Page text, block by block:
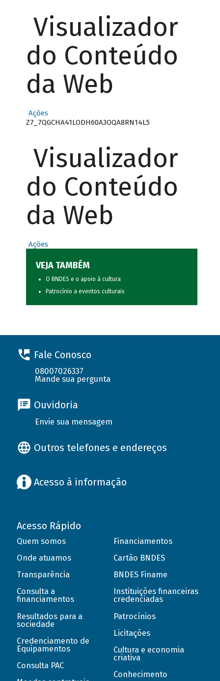
Visualizador
do Conteúdo
da Web
Ações
Z7_7QGCHA41LODH60A3OQA8RN14L5
Visualizador
do Conteúdo
da Web
Ações
VEJA TAMBÉM
O BNDES e o apoio à cultura
Patrocínio a eventos culturais
Fale Conosco
08007026337
Mande sua pergunta
Ouvidoria
Envie sua mensagem
Outros telefones e endereços
Acesso à informação
Acesso Rápido
Quem somos
Onde atuamos
Transparência
Consulta a
financiamentos
Resultados para a
sociedade
Credenciamento de
Equipamentos
Consulta PAC
Financiamentos
Cartão BNDES
BNDES Finame
Instituições financeiras
credenciadas
Patrocínios
Licitações
Cultura e economia
criativa
Conhecimento